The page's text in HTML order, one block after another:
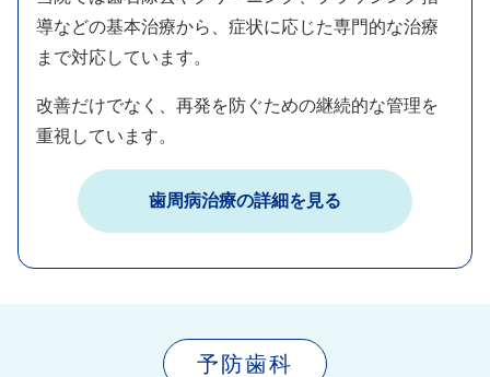
導などの基本治療から、症状に応じた専門的な治療
まで対応しています。​
改善だけでなく、再発を防ぐための継続的な管理を
重視しています。
歯周病治療の詳細を見る​
予防歯科